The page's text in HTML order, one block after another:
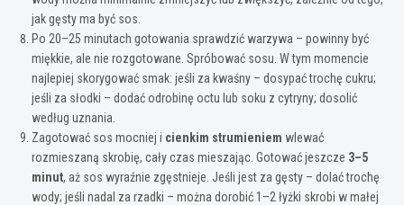
jak gęsty ma być sos.
Po 20–25 minutach gotowania sprawdzić warzywa – powinny być
miękkie, ale nie rozgotowane. Spróbować sosu. W tym momencie
najlepiej skorygować smak: jeśli za kwaśny – dosypać trochę cukru;
jeśli za słodki – dodać odrobinę octu lub soku z cytryny; dosolić
według uznania.
Zagotować sos mocniej i cienkim strumieniem wlewać
rozmieszaną skrobię, cały czas mieszając. Gotować jeszcze 3–5
minut, aż sos wyraźnie zgęstnieje. Jeśli jest za gęsty – dolać trochę
wody; jeśli nadal za rzadki – można dorobić 1–2 łyżki skrobi w małej